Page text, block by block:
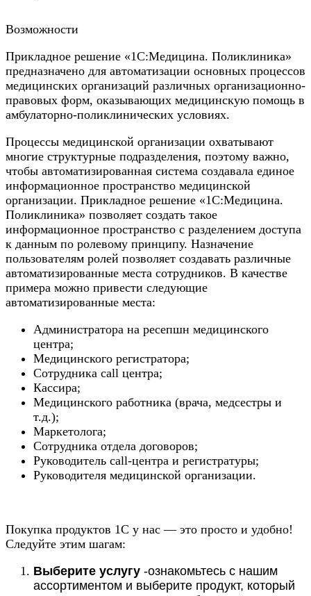
Возможности
Прикладное решение «1С:Медицина. Поликлиника»
предназначено для автоматизации основных процессов
медицинских организаций различных организационно-
правовых форм, оказывающих медицинскую помощь в
амбулаторно-поликлинических условиях.
Процессы медицинской организации охватывают
многие структурные подразделения, поэтому важно,
чтобы автоматизированная система создавала единое
информационное пространство медицинской
организации. Прикладное решение «1С:Медицина.
Поликлиника» позволяет создать такое
информационное пространство с разделением доступа
к данным по ролевому принципу. Назначение
пользователям ролей позволяет создавать различные
автоматизированные места сотрудников. В качестве
примера можно привести следующие
автоматизированные места:
Администратора на ресепшн медицинского
центра;
Медицинского регистратора;
Сотрудника call центра;
Кассира;
Медицинского работника (врача, медсестры и
т.д.);
Маркетолога;
Сотрудника отдела договоров;
Руководитель сall-центра и регистратуры;
Руководителя медицинской организации.
Покупка продуктов 1С у нас — это просто и удобно!
Следуйте этим шагам:
Выберите услугу -ознакомьтесь с нашим
ассортиментом и выберите продукт, который